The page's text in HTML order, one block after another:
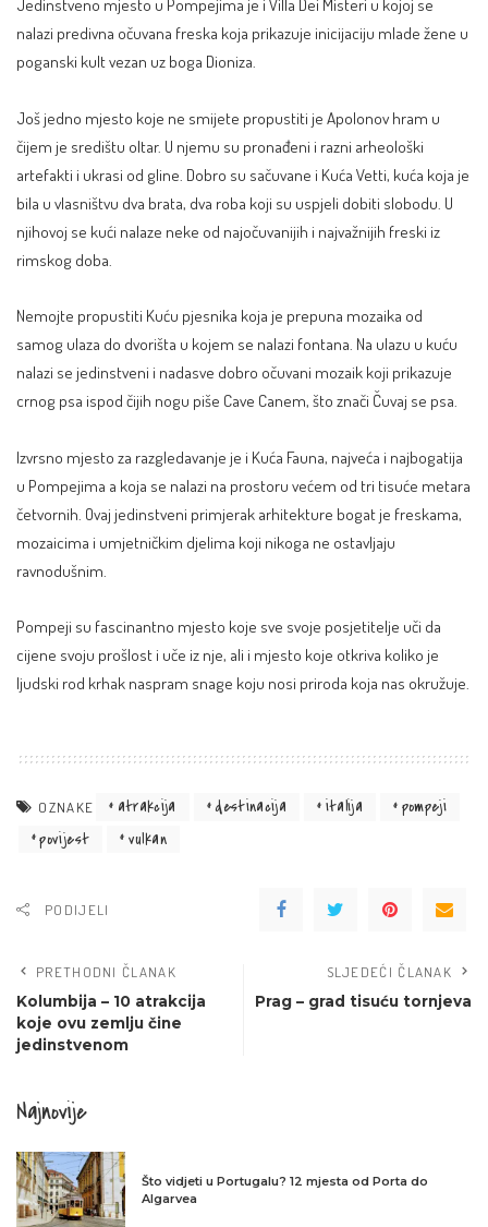
Jedinstveno mjesto u Pompejima je i Villa Dei Misteri u kojoj se
nalazi predivna očuvana freska koja prikazuje inicijaciju mlade žene u
poganski kult vezan uz boga Dioniza.
Još jedno mjesto koje ne smijete propustiti je Apolonov hram u
čijem je središtu oltar. U njemu su pronađeni i razni arheološki
artefakti i ukrasi od gline. Dobro su sačuvane i Kuća Vetti, kuća koja je
bila u vlasništvu dva brata, dva roba koji su uspjeli dobiti slobodu. U
njihovoj se kući nalaze neke od najočuvanijih i najvažnijih freski iz
rimskog doba.
Nemojte propustiti Kuću pjesnika koja je prepuna mozaika od
samog ulaza do dvorišta u kojem se nalazi fontana. Na ulazu u kuću
nalazi se jedinstveni i nadasve dobro očuvani mozaik koji prikazuje
crnog psa ispod čijih nogu piše Cave Canem, što znači Čuvaj se psa.
Izvrsno mjesto za razgledavanje je i Kuća Fauna, najveća i najbogatija
u Pompejima a koja se nalazi na prostoru većem od tri tisuće metara
četvornih. Ovaj jedinstveni primjerak arhitekture bogat je freskama,
mozaicima i umjetničkim djelima koji nikoga ne ostavljaju
ravnodušnim.
Pompeji su fascinantno mjesto koje sve svoje posjetitelje uči da
cijene svoju prošlost i uče iz nje, ali i mjesto koje otkriva koliko je
ljudski rod krhak naspram snage koju nosi priroda koja nas okružuje.
OZNAKE atrakcija destinacija italija
pompeji
povijest
vulkan
PODIJELI
PRETHODNI ČLANAK
Kolumbija – 10 atrakcija
koje ovu zemlju čine
jedinstvenom
SLJEDEĆI ČLANAK
Prag – grad tisuću tornjeva
Najnovije
Što vidjeti u Portugalu? 12 mjesta od Porta do
Algarvea